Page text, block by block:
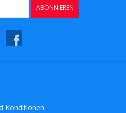
ABONNIEREN
Konditionen